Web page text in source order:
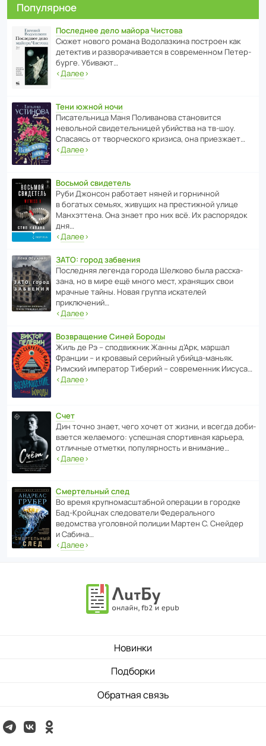
Популярное
Последнее дело майора Чистова
Сюжет нового романа Водо­ла­з­кина пост­роен как
дете­ктив и разво­ра­чи­ва­ется в совре­менном Пете­р­
бурге. Убивают…
‹Далее›
Тени южной ночи
Писа­тель­ница Маня Поли­ва­нова стано­вится
невольной свиде­тель­ницей убийства на тв-шоу.
Спасаясь от твор­че­с­кого кризиса, она приезжает…
‹Далее›
Восьмой свидетель
Руби Джонсон рабо­тает няней и горни­чной
в богатых семьях, живущих на прес­ти­жной улице
Манх­эт­тена. Она знает про них всё. Их распо­рядок
дня…
‹Далее›
ЗАТО: город забвения
После­дняя легенда города Шелково была расска­
зана, но в мире ещё много мест, хранящих свои
мрачные тайны. Новая группа иска­телей
приключений…
‹Далее›
Возвращение Синей Бороды
Жиль де Рэ – спод­ви­жник Жанны д’Арк, маршал
Франции – и кровавый серийный убийца-маньяк.
Римский импе­ратор Тиберий – совре­менник Иисуса…
‹Далее›
Счет
Дин точно знает, чего хочет от жизни, и всегда доби­
ва­ется жела­е­мого: успе­шная спор­ти­вная карьера,
отли­чные отметки, попу­ля­р­ность и внимание…
‹Далее›
Смертельный след
Во время круп­но­мас­ш­та­бной операции в городке
Бад‑Крой­цнах следо­ва­тели Феде­раль­ного
ведомства уголо­вной полиции Мартен С. Снейдер
и Сабина…
‹Далее›
Новинки
Подборки
Обратная связь